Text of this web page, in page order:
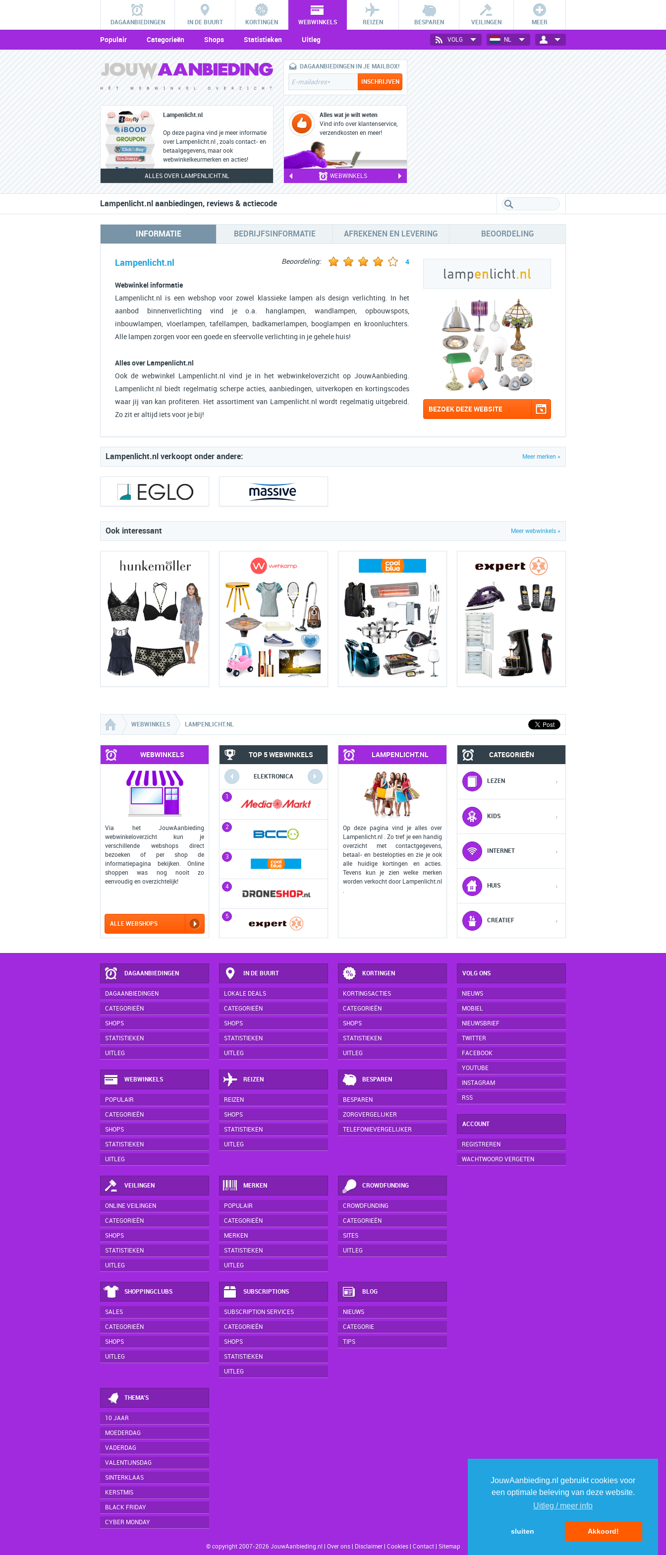
JouwAanbieding.nl gebruikt cookies voor
een optimale beleving van deze website.
Uitleg / meer info
sluiten Akkoord!
DAGAANBIEDINGEN IN DE BUURT KORTINGEN WEBWINKELS REIZEN BESPAREN VEILINGEN MEER
Populair Categorieën Shops Statistieken Uitleg NL
VOLG
Lampenlicht.nl
Op deze pagina vind je meer informatie
over Lampenlicht.nl , zoals contact- en
betaalgegevens, maar ook
webwinkelkeurmerken en acties!
ALLES OVER LAMPENLICHT.NL
DAGAANBIEDINGEN IN JE MAILBOX!
Alles wat je wilt weten
Vind info over klantenservice,
verzendkosten en meer!
WEBWINKELS
Lampenlicht.nl aanbiedingen, reviews & actiecode
INFORMATIE BEDRIJFSINFORMATIE AFREKENEN EN LEVERING BEOORDELING
Lampenlicht.nl Beoordeling: 4
Webwinkel informatie
Lampenlicht.nl is een webshop voor zowel klassieke lampen als design verlichting. In het
aanbod binnenverlichting vind je o.a. hanglampen, wandlampen, opbouwspots,
inbouwlampen, vloerlampen, tafellampen, badkamerlampen, booglampen en kroonluchters.
Alle lampen zorgen voor een goede en sfeervolle verlichting in je gehele huis!
Alles over Lampenlicht.nl
Ook de webwinkel Lampenlicht.nl vind je in het webwinkeloverzicht op JouwAanbieding.
Lampenlicht.nl biedt regelmatig scherpe acties, aanbiedingen, uitverkopen en kortingscodes
waar jij van kan profiteren. Het assortiment van Lampenlicht.nl wordt regelmatig uitgebreid.
Zo zit er altijd iets voor je bij!
BEZOEK DEZE WEBSITE
Meer merken »
Lampenlicht.nl verkoopt onder andere:
Meer webwinkels »
Ook interessant
WEBWINKELS LAMPENLICHT.NL
WEBWINKELS
Via het JouwAanbieding
webwinkeloverzicht kun je
verschillende webshops direct
bezoeken of per shop de
informatiepagina bekijken. Online
shoppen was nog nooit zo
eenvoudig en overzichtelijk!
ALLE WEBSHOPS
TOP 5 WEBWINKELS
ELEKTRONICA
1
2
3
4
5
COMPUTERS MOBIEL
2
3
LAMPENLICHT.NL
Op deze pagina vind je alles over
Lampenlicht.nl . Zo tref je een handig
overzicht met contactgegevens,
betaal- en bestelopties en zie je ook
alle huidige kortingen en acties.
Tevens kun je zien welke merken
worden verkocht door Lampenlicht.nl
.
CATEGORIEËN
LEZEN ›
KIDS ›
INTERNET ›
HUIS ›
CREATIEF ›
DAGAANBIEDINGEN
DAGAANBIEDINGEN
CATEGORIEËN
SHOPS
STATISTIEKEN
UITLEG
IN DE BUURT
LOKALE DEALS
CATEGORIEËN
SHOPS
STATISTIEKEN
UITLEG
KORTINGEN
KORTINGSACTIES
CATEGORIEËN
SHOPS
STATISTIEKEN
UITLEG
WEBWINKELS
POPULAIR
CATEGORIEËN
SHOPS
STATISTIEKEN
UITLEG
REIZEN
REIZEN
SHOPS
STATISTIEKEN
UITLEG
BESPAREN
BESPAREN
ZORGVERGELIJKER
TELEFONIEVERGELIJKER
VEILINGEN
ONLINE VEILINGEN
CATEGORIEËN
SHOPS
STATISTIEKEN
UITLEG
MERKEN
POPULAIR
CATEGORIEËN
MERKEN
STATISTIEKEN
UITLEG
CROWDFUNDING
CROWDFUNDING
CATEGORIEËN
SITES
UITLEG
SHOPPINGCLUBS
SALES
CATEGORIEËN
SHOPS
UITLEG
SUBSCRIPTIONS
SUBSCRIPTION SERVICES
CATEGORIEËN
SHOPS
STATISTIEKEN
UITLEG
BLOG
NIEUWS
CATEGORIE
TIPS
THEMA'S
10 JAAR
MOEDERDAG
VADERDAG
VALENTIJNSDAG
SINTERKLAAS
KERSTMIS
BLACK FRIDAY
CYBER MONDAY
VOLG ONS
NIEUWS
MOBIEL
NIEUWSBRIEF
TWITTER
FACEBOOK
YOUTUBE
INSTAGRAM
RSS
ACCOUNT
REGISTREREN
WACHTWOORD VERGETEN
© copyright 2007-2026 JouwAanbieding.nl| Over ons| Disclaimer|Cookies| Contact| Sitemap